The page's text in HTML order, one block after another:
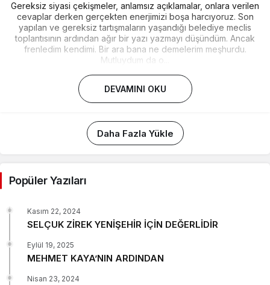
Gereksiz siyasi çekişmeler, anlamsız açıklamalar, onlara verilen
cevaplar derken gerçekten enerjimizi boşa harcıyoruz. Son
yapılan ve gereksiz tartışmaların yaşandığı belediye meclis
toplantısının ardından ağır bir yazı yazmayı düşündüm. Ancak
frenledim kendimi. Bir ara bana ne demelerim meşhurdu.
Mutluydum da o...
DEVAMINI OKU
Daha Fazla Yükle
Popüler Yazıları
SELÇUK ZİREK YENİŞEHİR İÇİN DEĞERLİDİR
Kasım 22, 2024
MEHMET KAYA’NIN ARDINDAN
Eylül 19, 2025
Nisan 23, 2024